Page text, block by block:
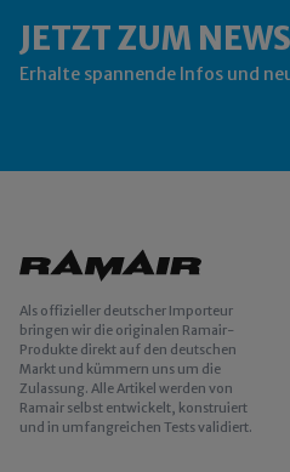
JETZT ZUM
Erhalte spannende Infos und
Als offizieller deutscher Importeur
bringen wir die originalen Ramair-
Produkte direkt auf den deutschen
Markt und kümmern uns um die
Zulassung. Alle Artikel werden von
Ramair selbst entwickelt, konstruiert
und in umfangreichen Tests validiert.